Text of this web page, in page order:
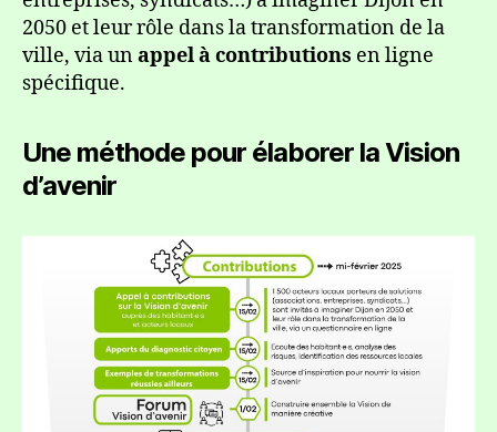
2050 et leur rôle dans la transformation de la
ville, via unappel à contributions en ligne
spécifique.
Une méthode pour élaborer la Vision
d’avenir